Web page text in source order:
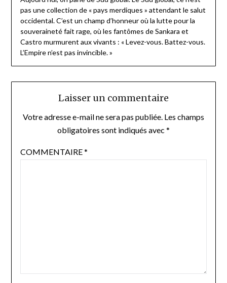
pas une collection de « pays merdiques » attendant le salut
occidental. C’est un champ d’honneur où la lutte pour la
souveraineté fait rage, où les fantômes de Sankara et
Castro murmurent aux vivants : « Levez-vous. Battez-vous.
L’Empire n’est pas invincible. »
Laisser un commentaire
Votre adresse e-mail ne sera pas publiée. Les champs
obligatoires sont indiqués avec *
COMMENTAIRE*